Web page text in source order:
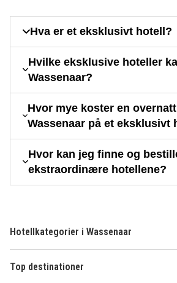
Hva er et eksklusivt hotell?
Hvilke eksklusive hoteller
Wassenaar?
Hvor mye koster en
Wassenaar på et eksklusivt
Hvor kan jeg finne og
ekstraordinære hotellene?
Hotellkategorier i Wassenaar
Top destinationer